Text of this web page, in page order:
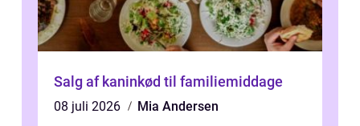
Salg af kaninkød til familiemiddage
08 juli 2026
Mia Andersen